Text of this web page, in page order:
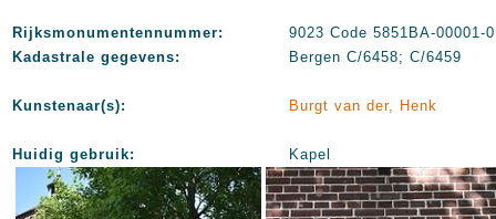
Rijksmonumentennummer:
9023 Code 5851BA-00001-
Kadastrale gegevens:
Bergen C/6458; C/6459
Kunstenaar(s): Burgt van der, Henk
Huidig gebruik: Kapel